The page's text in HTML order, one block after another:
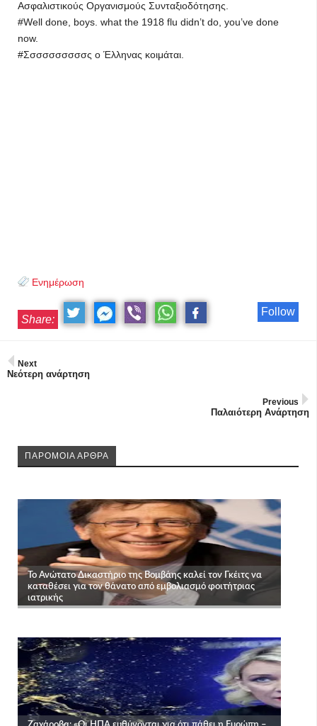
Ασφαλιστικούς Οργανισμούς Συνταξιοδότησης.
#Well done, boys. what the 1918 flu didn’t do, you’ve done
now.
#Σσσσσσσσσσς ο Έλληνας κοιμάται.
Ενημέρωση
Follow
Share:
Next
Νεότερη ανάρτηση
Previous
Παλαιότερη Ανάρτηση
ΠΑΡΟΜΟΙΑ ΑΡΘΡΑ